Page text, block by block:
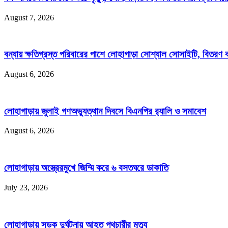
August 7, 2026
বন্যায় ক্ষতিগ্রস্ত পরিবারের পাশে লোহাগাড়া সোশ্যাল সোসাইটি, বিতরণ
August 6, 2026
লোহাগাড়ায় জুলাই গণঅভ্যুত্থান দিবসে বিএনপির র‌্যালি ও সমাবেশ
August 6, 2026
লোহাগাড়ায় অস্ত্রেরমুখে জিম্মি করে ৬ বসতঘরে ডাকাতি
July 23, 2026
লোহাগাড়ায় সড়ক দুর্ঘটনায় আহত পথচারীর মৃত্যু